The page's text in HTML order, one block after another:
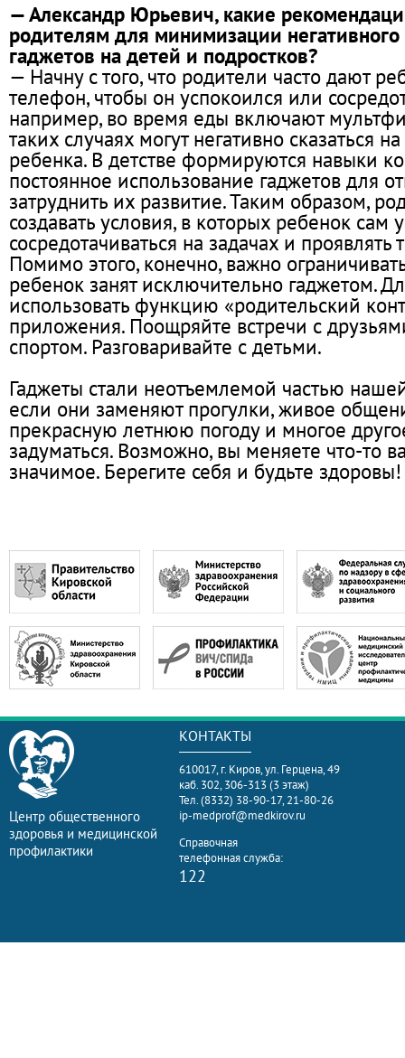
— Александр Юрьевич, какие
родителям для минимизации
гаджетов на детей и подростков?
— Начну с того, что родители часто дают
телефон, чтобы он успокоился или
например, во время еды включают
таких случаях могут негативно сказаться
ребенка. В детстве формируются навыки
постоянное использование гаджетов для
затруднить их развитие. Таким образом,
создавать условия, в которых ребенок сам
сосредотачиваться на задачах и проявлять
Помимо этого, конечно, важно
ребенок занят исключительно гаджетом.
использовать функцию «родительский
приложения. Поощряйте встречи с
спортом. Разговаривайте с детьми.
Гаджеты стали неотъемлемой частью
если они заменяют прогулки, живое
прекрасную летнюю погоду и многое
задуматься. Возможно, вы меняете что-то
значимое. Берегите себя и будьте здоровы!
Центр общественного
здоровья и медицинской
профилактики
КОНТАКТЫ
610017, г. Киров, ул. Герцена, 49
каб. 302, 306-313 (3 этаж)
Тел. (8332) 38-90-17, 21-80-26
ip-medprof@medkirov.ru
Справочная
телефонная служба:
122